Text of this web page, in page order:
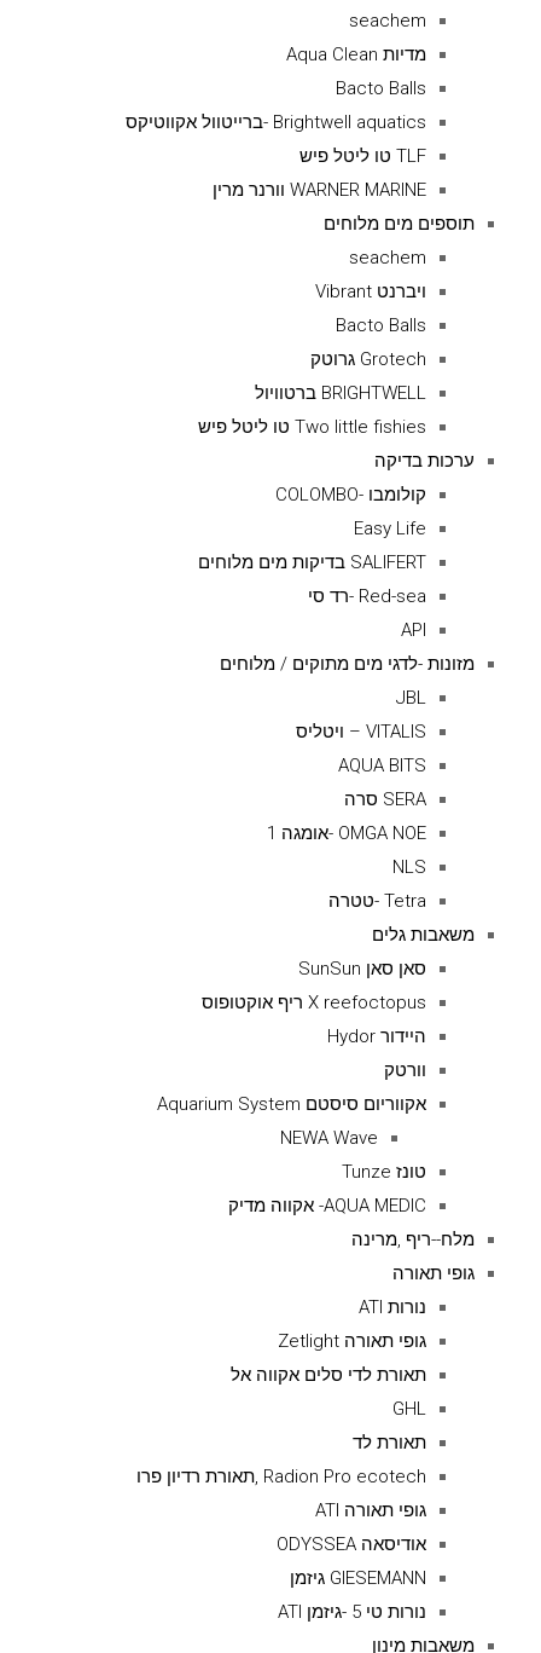
seachem
מדיות Aqua Clean
Bacto Balls
Brightwell aquatics -ברייטוול אקווטיקס
TLF טו ליטל פיש
WARNER MARINE וורנר מרין
תוספים מים מלוחים
seachem
ויברנט Vibrant
Bacto Balls
Grotech גרוטק
BRIGHTWELL ברטוויול
Two little fishies טו ליטל פיש
ערכות בדיקה
קולומבו -COLOMBO
Easy Life
SALIFERT בדיקות מים מלוחים
Red-sea -רד סי
API
מזונות -לדגי מים מתוקים / מלוחים
JBL
VITALIS – ויטליס
AQUA BITS
SERA סרה
OMGA NOE -אומגה 1
NLS
Tetra -טטרה
משאבות גלים
סאן סאן SunSun
X reefoctopus ריף אוקטופוס
היידור Hydor
וורטק
אקווריום סיסטם Aquarium System
NEWA Wave
טונז Tunze
AQUA MEDIC- אקווה מדיק
מלח--ריף ,מרינה
גופי תאורה
נורות ATI
גופי תאורה Zetlight
תאורת לדי סלים אקווה אל
GHL
תאורת לד
Radion Pro ecotech ,תאורת רדיון פרו
גופי תאורה ATI
אודיסאה ODYSSEA
GIESEMANN גיזמן
נורות טי 5 -גיזמן ATI
משאבות מינון